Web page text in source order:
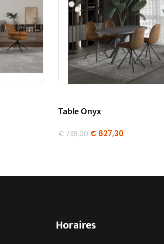
Table Onyx
€738,00 € 627,30
Horaires